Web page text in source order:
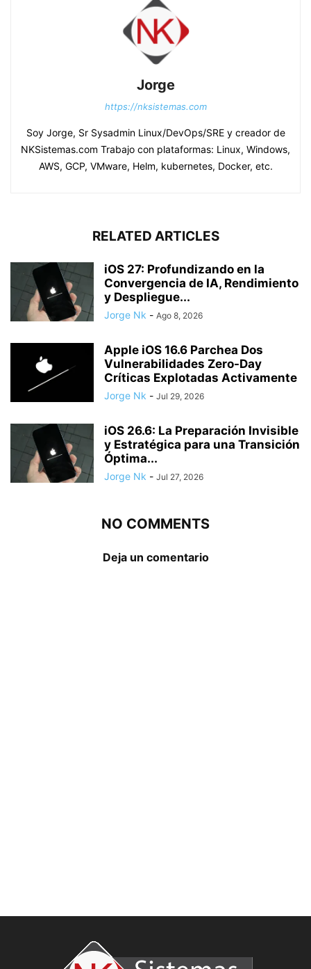
Jorge
https://nksistemas.com
Soy Jorge, Sr Sysadmin Linux/DevOps/SRE y creador de
NKSistemas.com Trabajo con plataformas: Linux, Windows,
AWS, GCP, VMware, Helm, kubernetes, Docker, etc.
RELATED ARTICLES
iOS 27: Profundizando en la
Convergencia de IA, Rendimiento
y Despliegue...
Jorge Nk - Ago 8, 2026
Apple iOS 16.6 Parchea Dos
Vulnerabilidades Zero-Day
Críticas Explotadas Activamente
Jorge Nk - Jul 29, 2026
iOS 26.6: La Preparación Invisible
y Estratégica para una Transición
Óptima...
Jorge Nk - Jul 27, 2026
NO COMMENTS
Deja un comentario